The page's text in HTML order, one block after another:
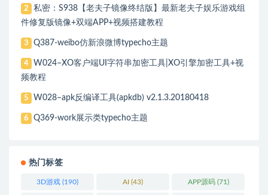
2
私密：S938【老夫子镜像终结版】最新老夫子娱乐游戏组
件修复版镜像+双端APP+视频搭建教程
3 Q387-weibo仿新浪微博typecho主题
4
W024–XO客户端UI字符串加密工具|XO引擎加密工具+视
频教程
5 W028–apk反编译工具(apkdb) v2.1.3.20180418
6 Q369-work展示类typecho主题
热门标签
3D游戏 (190) AI (43) APP源码(71)